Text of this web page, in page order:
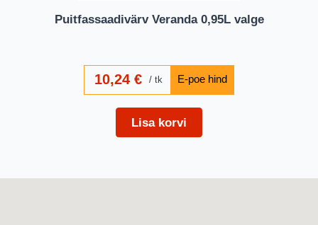
Puitfassaadivärv Veranda 0,95L valge
10,24 € tk
Lisa korvi